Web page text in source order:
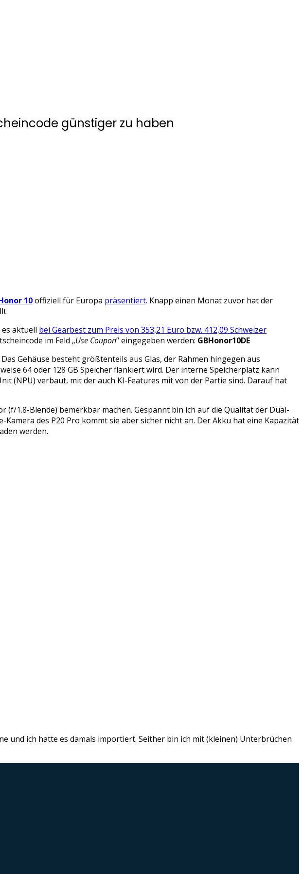
günstiger zu haben
10offiziell für Europa präsentiert. Knapp einen Monat zuvor hat der
aktuell bei Gearbest zum Preis von 353,21 Euro bzw. 412,09 Schweizer
im Feld „Use Coupon“ eingegeben werden: GBHonor10DE
Gehäuse besteht größtenteils aus Glas, der Rahmen hingegen aus
64 oder 128 GB Speicher flankiert wird. Der interne Speicherplatz kann
(NPU) verbaut, mit der auch KI-Features mit von der Partie sind. Darauf hat
(f/1.8-Blende) bemerkbar machen. Gespannt bin ich auf die Qualität der Dual-
des P20 Pro kommt sie aber sicher nicht an. Der Akku hat eine Kapazität
werden.
und ich hatte es damals importiert. Seither bin ich mit (kleinen) Unterbrüchen